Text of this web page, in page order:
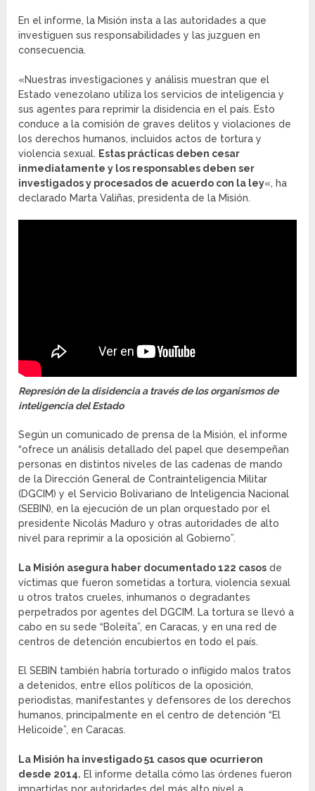
En el informe, la Misión insta a las autoridades a que
investiguen sus responsabilidades y las juzguen en
consecuencia.
«Nuestras investigaciones y análisis muestran que el
Estado venezolano utiliza los servicios de inteligencia y
sus agentes para reprimir la disidencia en el país. Esto
conduce a la comisión de graves delitos y violaciones de
los derechos humanos, incluidos actos de tortura y
violencia sexual. Estas prácticas deben cesar
inmediatamente y los responsables deben ser
investigados y procesados de acuerdo con la ley«, ha
declarado Marta Valiñas, presidenta de la Misión.
Represión de la disidencia a través de los organismos de
inteligencia del Estado
Según un comunicado de prensa de la Misión, el informe
“ofrece un análisis detallado del papel que desempeñan
personas en distintos niveles de las cadenas de mando
de la Dirección General de Contrainteligencia Militar
(DGCIM) y el Servicio Bolivariano de Inteligencia Nacional
(SEBIN), en la ejecución de un plan orquestado por el
presidente Nicolás Maduro y otras autoridades de alto
nivel para reprimir a la oposición al Gobierno”.
La Misión asegura haber documentado 122 casos de
víctimas que fueron sometidas a tortura, violencia sexual
u otros tratos crueles, inhumanos o degradantes
perpetrados por agentes del DGCIM. La tortura se llevó a
cabo en su sede “Boleíta”, en Caracas, y en una red de
centros de detención encubiertos en todo el país.
El SEBIN también habría torturado o infligido malos tratos
a detenidos, entre ellos políticos de la oposición,
periodistas, manifestantes y defensores de los derechos
humanos, principalmente en el centro de detención “El
Helicoide”, en Caracas.
La Misión ha investigado 51 casos que ocurrieron
desde 2014. El informe detalla cómo las órdenes fueron
impartidas por autoridades del más alto nivel a